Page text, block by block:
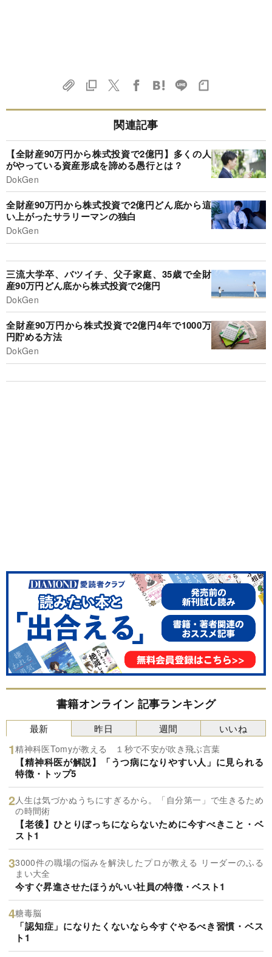
関連記事
【全財産90万円から株式投資で2億円】多くの人
がやっている資産形成を諦める愚行とは？
DokGen
全財産90万円から株式投資で2億円どん底から這
い上がったサラリーマンの独白
DokGen
三流大学卒、バツイチ、父子家庭、35歳で全財
産90万円どん底から株式投資で2億円
DokGen
全財産90万円から株式投資で2億円4年で1000万
円貯める方法
DokGen
書籍オンライン 記事ランキング
最新
精神科医Tomyが教える １秒で不安が吹き飛ぶ言葉
【精神科医が解説】「うつ病になりやすい人」に見られる
特徴・トップ5
人生は気づかぬうちにすぎるから。「自分第一」で生きるため
の時間術
【老後】ひとりぼっちにならないために今すべきこと・ベ
スト1
3000件の職場の悩みを解決したプロが教える リーダーのふる
まい大全
今すぐ昇進させたほうがいい社員の特徴・ベスト1
糖毒脳
「認知症」になりたくないなら今すぐやるべき習慣・ベス
ト1
昨日 週間 いいね